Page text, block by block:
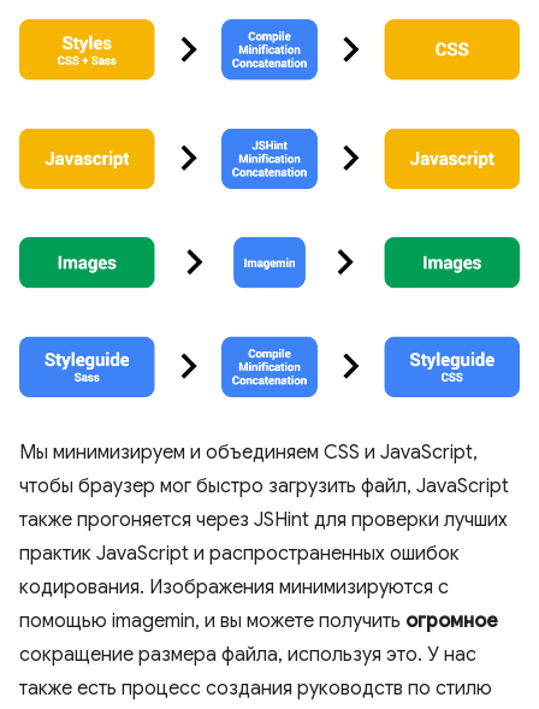
Мы минимизируем и объединяем CSS и JavaScript,
чтобы браузер мог быстро загрузить файл, JavaScript
также прогоняется через JSHint для проверки лучших
практик JavaScript и распространенных ошибок
кодирования. Изображения минимизируются с
помощью imagemin, и вы можете получить огромное
сокращение размера файла, используя это. У нас
также есть процесс создания руководств по стилю